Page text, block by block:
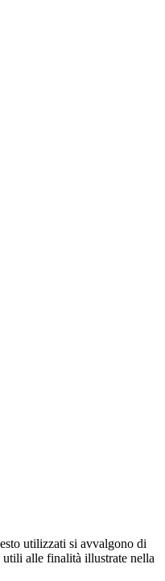
utilizzati si avvalgono di
utili alle finalità illustrate nella